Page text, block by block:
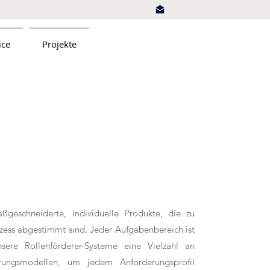
Projekte
individuelle Produkte, die zu
abgestimmt sind. Jeder Aufgabenbereich ist
Rollenförderer-Systeme eine Vielzahl an
um jedem Anforderungsprofil